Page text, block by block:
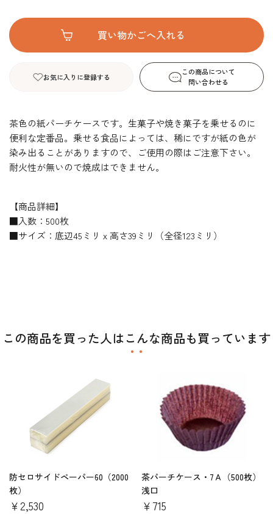
お気に入りに登録する
この商品について
問い合わせる
茶色の紙パーチケースです。生菓子や焼き菓子を乗せるのに
便利な定番品。乗せる食品によっては、稀にですが紙の色が
染み出ることがありますので、ご使用の際はご注意下さい。
耐火性が無いので焼成はできません。
【商品詳細】
■入数：500枚
■サイズ：底辺45ミリｘ高さ39ミリ（全径123ミリ）
この商品を買った人はこんな商品も買っています
防セロサイドペーパー60（2000
枚）
￥2,530
茶パーチケース・7Ａ（500枚）
浅口
￥715